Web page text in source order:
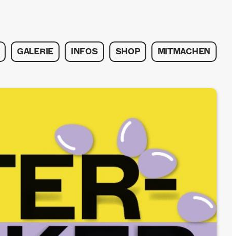
GALERIE INFOS SHOP MITMACHEN